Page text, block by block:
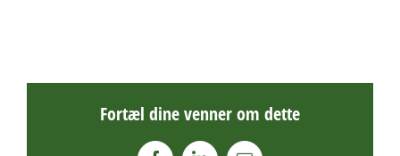
Fortæl dine venner om dette